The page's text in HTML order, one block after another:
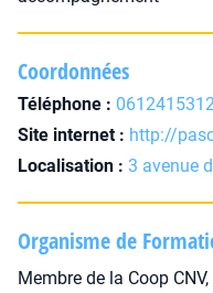
Coordonnées
Téléphone :
Site internet : http://
Localisation : 3 avenue
Organisme de
Membre de la Coop